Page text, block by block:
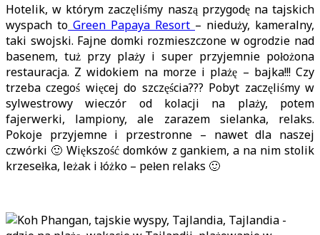
Hotelik, w którym zaczęliśmy naszą przygodę na tajskich
wyspach to Green Papaya Resort – nieduży, kameralny,
taki swojski. Fajne domki rozmieszczone w ogrodzie nad
basenem, tuż przy plaży i super przyjemnie położona
restauracja. Z widokiem na morze i plażę – bajka!!! Czy
trzeba czegoś więcej do szczęścia??? Pobyt zaczęliśmy w
sylwestrowy wieczór od kolacji na plaży, potem
fajerwerki, lampiony, ale zarazem sielanka, relaks.
Pokoje przyjemne i przestronne – nawet dla naszej
czwórki 🙂 Większość domków z gankiem, a na nim stolik
krzesełka, leżak i łóżko – pełen relaks 🙂